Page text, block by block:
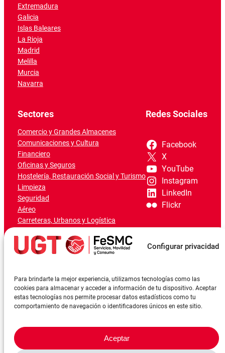
Configurar privacidad
Para brindarte la mejor experiencia, utilizamos tecnologías como las
cookies para almacenar y acceder a información de tu dispositivo. Aceptar
estas tecnologías nos permite procesar datos estadísticos como tu
comportamiento de navegación o identificadores únicos en este sitio.
Aceptar
Extremadura
Galicia
Islas Baleares
La Rioja
Madrid
Melilla
Murcia
Navarra
Sectores
Comercio y Grandes Almacenes
Comunicaciones y Cultura
Financiero
Oficinas y Seguros
Hostelería, Restauración Social y Turismo
Limpieza
Seguridad
Aéreo
Carreteras, Urbanos y Logística
Marítimo-Portuario
Redes Sociales
Facebook
X
YouTube
Instagram
LinkedIn
Flickr